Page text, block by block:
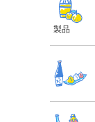
製品